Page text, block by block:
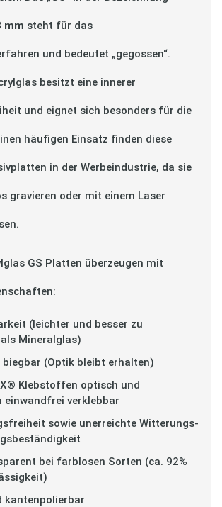
mm steht für das
und bedeutet „gegossen“.
besitzt eine innerer
und eignet sich besonders für die
häufigen Einsatz finden diese
in der Werbeindustrie, da sie
gravieren oder mit einem Laser
GS Platten überzeugen mit
(leichter und besser zu
Mineralglas)
(Optik bleibt erhalten)
Klebstoffen optisch und
einwandfrei verklebbar
sowie unerreichte Witterungs-
bei farblosen Sorten (ca. 92%
kantenpolierbar